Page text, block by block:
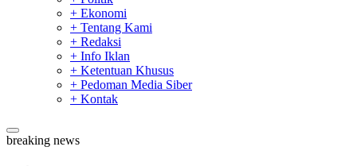
+ Ekonomi
+ Tentang Kami
+ Redaksi
+ Info Iklan
+ Ketentuan Khusus
+ Pedoman Media Siber
+ Kontak
breaking news